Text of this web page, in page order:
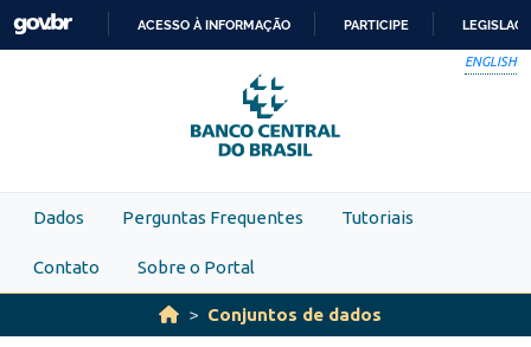
Skip to main content
PARA
O
CONTEÚDO
ACESSO À INFORMAÇÃO PARTICIPE
ENGLISH
Dados Perguntas Frequentes Tutoriais
Contato Sobre o Portal
Conjuntos de dados